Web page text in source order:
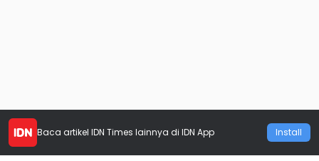
Baca artikel IDN Times lainnya di IDN App Install